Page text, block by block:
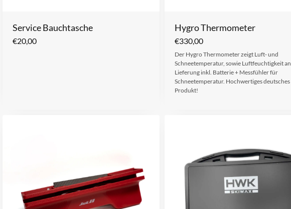
Service Bauchtasche
€20,00
Hygro Thermometer
€330,00
Der Hygro Thermometer zeigt Luft- und
Schneetemperatur, sowie Luftfeuchtigkeit an.
Lieferung inkl. Batterie + Messfühler für
Schneetemperatur. Hochwertiges deutsches
Produkt!